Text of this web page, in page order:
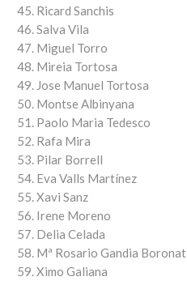
Ricard Sanchis
Salva Vila
Miguel Torro
Mireia Tortosa
Jose Manuel Tortosa
Montse Albinyana
Paolo Maria Tedesco
Rafa Mira
Pilar Borrell
Eva Valls Martínez
Xavi Sanz
Irene Moreno
Delia Celada
Mª Rosario Gandia Boronat
Ximo Galiana